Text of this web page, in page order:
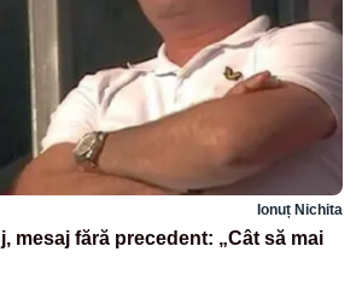
Ionuț Nichita
mesaj fără precedent: „Cât să mai